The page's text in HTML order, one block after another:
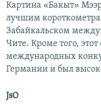
Картина «Бакыт»
лучшим
Забайкальском
Чите. Кроме того,
международных
Германии и был
JsO